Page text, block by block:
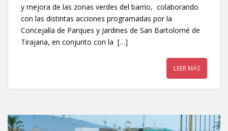
y mejora de las zonas verdes del barrio, colaborando
con las distintas acciones programadas por la
Concejalía de Parques y Jardines de San Bartolomé de
Tirajana, en conjunto con la […]
LEER MÁS